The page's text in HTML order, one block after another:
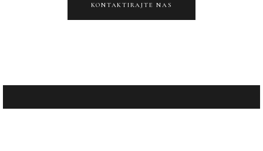
KONTAKTIRAJTE NAS